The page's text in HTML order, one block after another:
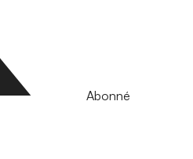
Abonné